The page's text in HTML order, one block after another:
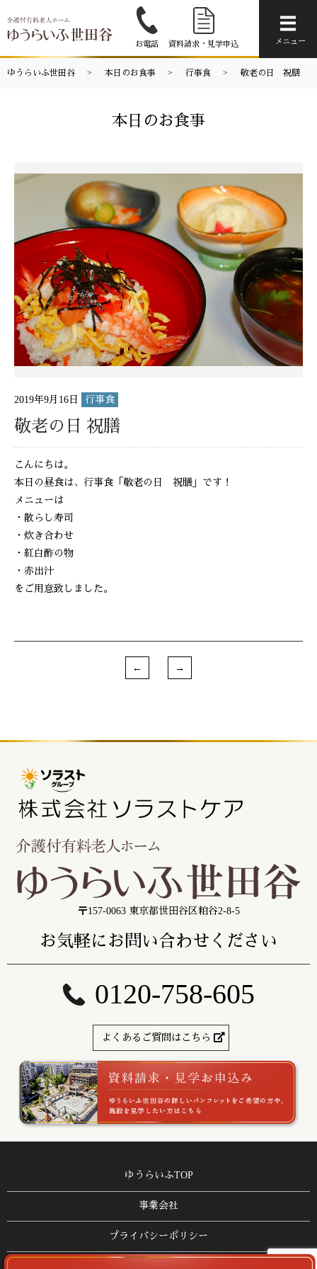
お電話 資料請求・見学申込 メニュー
ゆうらいふ世田谷 本日のお食事 行事食 敬老の日 祝膳
本日のお食事
2019年9月16日 行事食
敬老の日 祝膳
こんにちは。
本日の昼食は、行事食「敬老の日 祝膳」です！
メニューは
・散らし寿司
・炊き合わせ
・紅白酢の物
・赤出汁
をご用意致しました。
〒157-0063 東京都世田谷区粕谷2-8-5
お気軽にお問い合わせください
0120-758-605
よくあるご質問はこちら
ゆうらいふTOP
事業会社
プライバシーポリシー